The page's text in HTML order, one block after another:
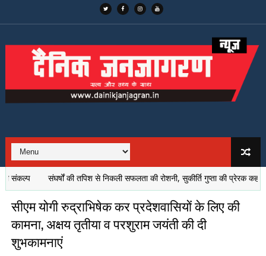
संघर्षों की तपिश से निकली सफलता की रोशनी, सुकीर्ति गुप्ता की प्रेरक कहानी
सीएम योगी रुद्राभिषेक कर प्रदेशवासियों के लिए की
कामना, अक्षय तृतीया व परशुराम जयंती की दी
शुभकामनाएं